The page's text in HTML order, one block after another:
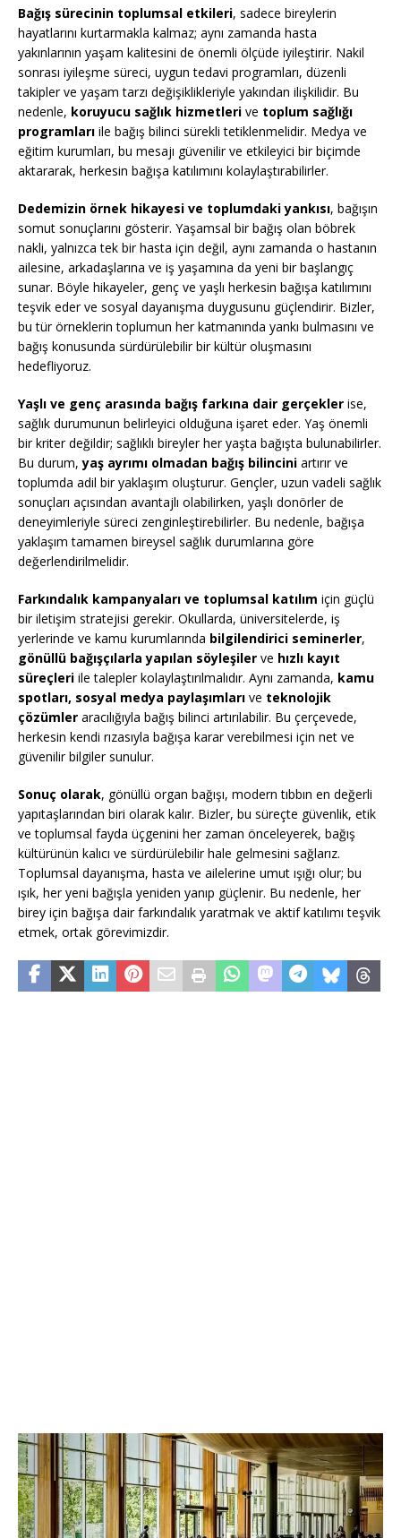
Bağış sürecinin toplumsal etkileri, sadece bireylerin
hayatlarını kurtarmakla kalmaz; aynı zamanda hasta
yakınlarının yaşam kalitesini de önemli ölçüde iyileştirir. Nakil
sonrası iyileşme süreci, uygun tedavi programları, düzenli
takipler ve yaşam tarzı değişiklikleriyle yakından ilişkilidir. Bu
nedenle, koruyucu sağlık hizmetleri ve toplum sağlığı
programları ile bağış bilinci sürekli tetiklenmelidir. Medya ve
eğitim kurumları, bu mesajı güvenilir ve etkileyici bir biçimde
aktararak, herkesin bağışa katılımını kolaylaştırabilirler.
Dedemizin örnek hikayesi ve toplumdaki yankısı, bağışın
somut sonuçlarını gösterir. Yaşamsal bir bağış olan böbrek
nakli, yalnızca tek bir hasta için değil, aynı zamanda o hastanın
ailesine, arkadaşlarına ve iş yaşamına da yeni bir başlangıç
sunar. Böyle hikayeler, genç ve yaşlı herkesin bağışa katılımını
teşvik eder ve sosyal dayanışma duygusunu güçlendirir. Bizler,
bu tür örneklerin toplumun her katmanında yankı bulmasını ve
bağış konusunda sürdürülebilir bir kültür oluşmasını
hedefliyoruz.
Yaşlı ve genç arasında bağış farkına dair gerçekler ise,
sağlık durumunun belirleyici olduğuna işaret eder. Yaş önemli
bir kriter değildir; sağlıklı bireyler her yaşta bağışta bulunabilirler.
Bu durum,yaş ayrımı olmadan bağış bilincini artırır ve
toplumda adil bir yaklaşım oluşturur. Gençler, uzun vadeli sağlık
sonuçları açısından avantajlı olabilirken, yaşlı donörler de
deneyimleriyle süreci zenginleştirebilirler. Bu nedenle, bağışa
yaklaşım tamamen bireysel sağlık durumlarına göre
değerlendirilmelidir.
Farkındalık kampanyaları ve toplumsal katılım için güçlü
bir iletişim stratejisi gerekir. Okullarda, üniversitelerde, iş
yerlerinde ve kamu kurumlarında bilgilendirici seminerler,
gönüllü bağışçılarla yapılan söyleşiler ve hızlı kayıt
süreçleri ile talepler kolaylaştırılmalıdır. Aynı zamanda, kamu
spotları, sosyal medya paylaşımları ve teknolojik
çözümler aracılığıyla bağış bilinci artırılabilir. Bu çerçevede,
herkesin kendi rızasıyla bağışa karar verebilmesi için net ve
güvenilir bilgiler sunulur.
Sonuç olarak, gönüllü organ bağışı, modern tıbbın en değerli
yapıtaşlarından biri olarak kalır. Bizler, bu süreçte güvenlik, etik
ve toplumsal fayda üçgenini her zaman önceleyerek, bağış
kültürünün kalıcı ve sürdürülebilir hale gelmesini sağlarız.
Toplumsal dayanışma, hasta ve ailelerine umut ışığı olur; bu
ışık, her yeni bağışla yeniden yanıp güçlenir. Bu nedenle, her
birey için bağışa dair farkındalık yaratmak ve aktif katılımı teşvik
etmek, ortak görevimizdir.